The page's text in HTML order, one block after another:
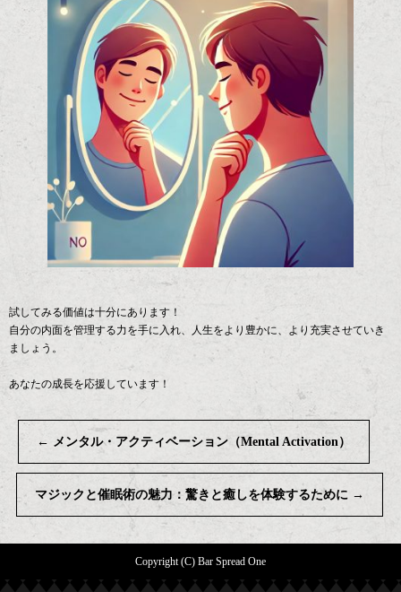
試してみる価値は十分にあります！
自分の内面を管理する力を手に入れ、人生をより豊かに、より充実させていき
ましょう。
あなたの成長を応援しています！
← メンタル・アクティベーション（Mental Activation）
マジックと催眠術の魅力：驚きと癒しを体験するために →
Copyright (C) Bar Spread One